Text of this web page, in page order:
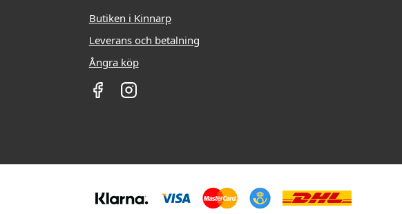
Butiken i Kinnarp
Leverans och betalning
Ångra köp